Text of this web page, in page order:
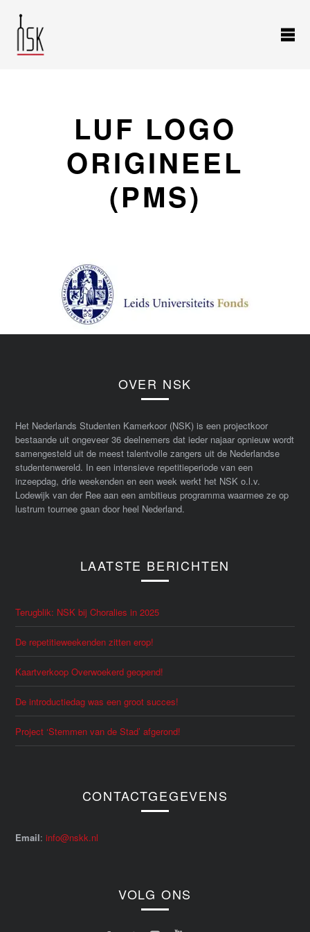
LUF LOGO
ORIGINEEL
(PMS)
OVER NSK
Het Nederlands Studenten Kamerkoor (NSK) is een projectkoor
bestaande uit ongeveer 36 deelnemers dat ieder najaar opnieuw wordt
samengesteld uit de meest talentvolle zangers uit de Nederlandse
studentenwereld. In een intensieve repetitieperiode van een
inzeepdag, drie weekenden en een week werkt het NSK o.l.v.
Lodewijk van der Ree aan een ambitieus programma waarmee ze op
lustrum tournee gaan door heel Nederland.
LAATSTE BERICHTEN
Terugblik: NSK bij Choralies in 2025
De repetitieweekenden zitten erop!
Kaartverkoop Overwoekerd geopend!
De introductiedag was een groot succes!
Project ‘Stemmen van de Stad’ afgerond!
CONTACTGEGEVENS
Email:info@nskk.nl
VOLG ONS